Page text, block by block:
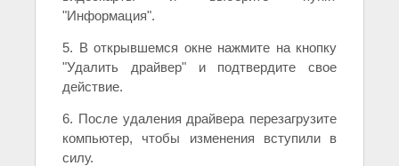
"Информация".
5. В открывшемся окне нажмите на кнопку
"Удалить драйвер" и подтвердите свое
действие.
6. После удаления драйвера перезагрузите
компьютер, чтобы изменения вступили в
силу.